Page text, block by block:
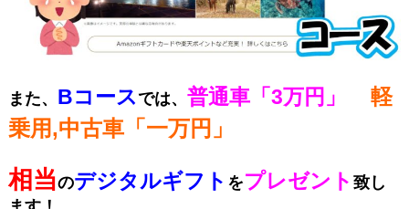
また、 Bコース では、 普通車「3万円」
軽
乗用,中古車「一万円」
相当のデジタルギフト をプレゼント 致し